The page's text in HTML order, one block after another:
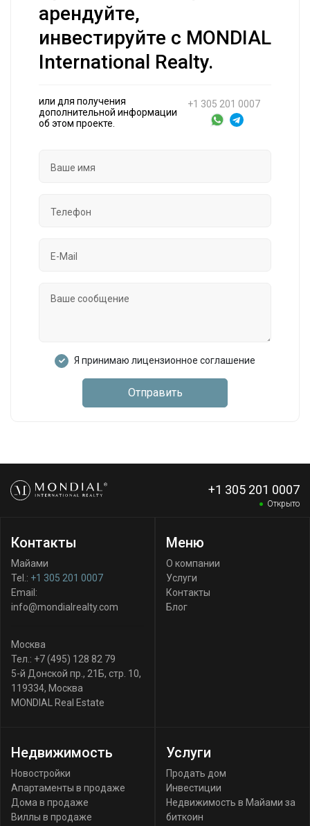
арендуйте,
инвестируйте с MONDIAL
International Realty.
или для получения
дополнительной информации
об этом проекте.
+1 305 201 0007
Я принимаю лицензионное соглашение
Отправить
+1 305 201 0007
Открыто
Контакты
Майами
Tel.: +1 305 201 0007
Email:
info@mondialrealty.com
Москва
Тел.: +7 (495) 128 82 79
5-й Донской пр., 21Б, стр. 10,
119334, Москва
MONDIAL Real Estate
Меню
О компании
Услуги
Контакты
Блог
Недвижимость
Новостройки
Апартаменты в продаже
Дома в продаже
Виллы в продаже
Услуги
Продать дом
Инвестиции
Недвижимость в Майами за
биткоин